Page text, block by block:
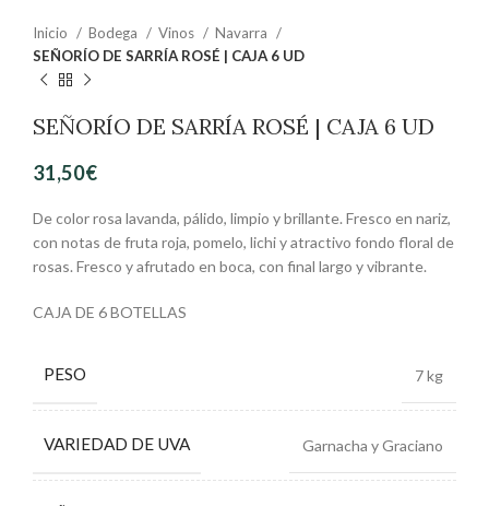
Inicio Bodega Vinos
Navarra
SEÑORÍO DE SARRÍA ROSÉ | CAJA 6 UD
SEÑORÍO DE SARRÍA ROSÉ | CAJA 6 UD
31,50€
De color rosa lavanda, pálido, limpio y brillante. Fresco en nariz,
con notas de fruta roja, pomelo, lichi y atractivo fondo floral de
rosas. Fresco y afrutado en boca, con final largo y vibrante.
CAJA DE 6 BOTELLAS
PESO 7 kg
VARIEDAD DE UVA Garnacha y Graciano